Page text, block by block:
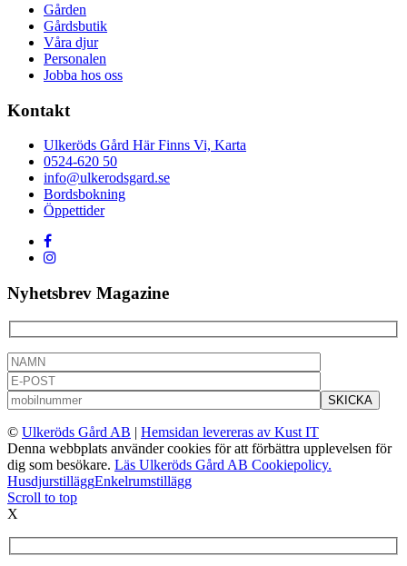
Gården
Gårdsbutik
Våra djur
Personalen
Jobba hos oss
Kontakt
Ulkeröds Gård Här Finns Vi, Karta
0524-620 50
info@ulkerodsgard.se
Bordsbokning
Öppettider
Nyhetsbrev Magazine
© Ulkeröds Gård AB | Hemsidan levereras av Kust IT
Denna webbplats använder cookies för att förbättra upplevelsen för
dig som besökare. Läs Ulkeröds Gård AB Cookiepolicy.
HusdjurstilläggEnkelrumstillägg
Scroll to top
X